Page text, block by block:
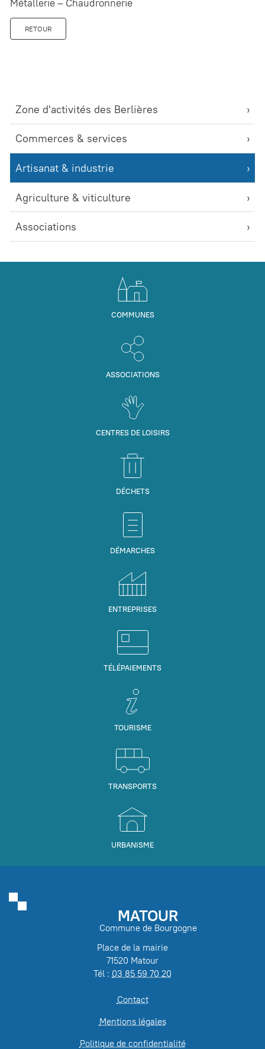
Zone d'activités des Berlières
Commerces & services
Artisanat & industrie
Agriculture & viticulture
Associations
Métallerie – Chaudronnerie
RETOUR
COMMUNES
ASSOCIATIONS
CENTRES DE LOISIRS
DÉCHETS
DÉMARCHES
ENTREPRISES
TÉLÉPAIEMENTS
TOURISME
TRANSPORTS
URBANISME
MATOUR
Commune de Bourgogne
Place de la mairie
71520 Matour
Tél : 03 85 59 70 20
Contact
Mentions légales
Politique de confidentialité